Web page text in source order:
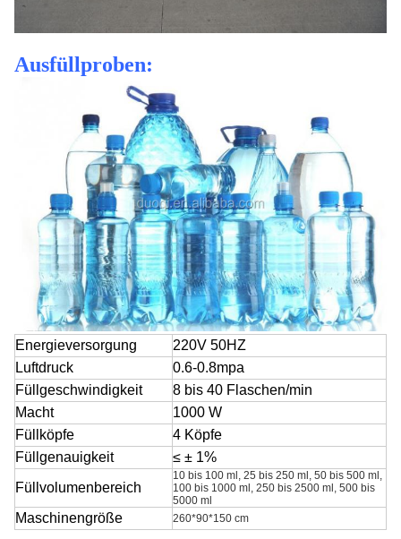
Ausfüllproben:
Energieversorgung
220V 50HZ
Luftdruck
0.6-0.8mpa
Füllgeschwindigkeit
8 bis 40 Flaschen/min
Macht
1000 W
Füllköpfe
4 Köpfe
Füllgenauigkeit
≤ ± 1%
Füllvolumenbereich
10 bis 100 ml, 25 bis 250 ml, 50 bis 500 ml,
100 bis 1000 ml, 250 bis 2500 ml, 500 bis
5000 ml
Maschinengröße 260*90*150 cm